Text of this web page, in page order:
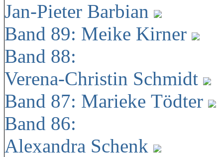
Jan-Pieter Barbian
Band 89: Meike Kirner
Band 88:
Verena-Christin Schmidt
Band 87: Marieke Tödter
Band 86:
Alexandra Schenk